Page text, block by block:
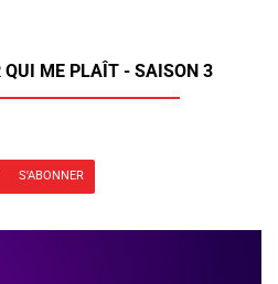
QUI ME PLAÎT - SAISON 3
S'ABONNER